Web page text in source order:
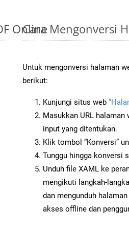
Online
Cara Mengonversi
Untuk mengonversi halaman
berikut:
Kunjungi situs web
Masukkan URL
input yang ditentukan.
Klik tombol “Konversi”
Tunggu hingga konversi
Unduh file XAML ke
mengikuti langkah-
dan mengunduh
akses offline dan